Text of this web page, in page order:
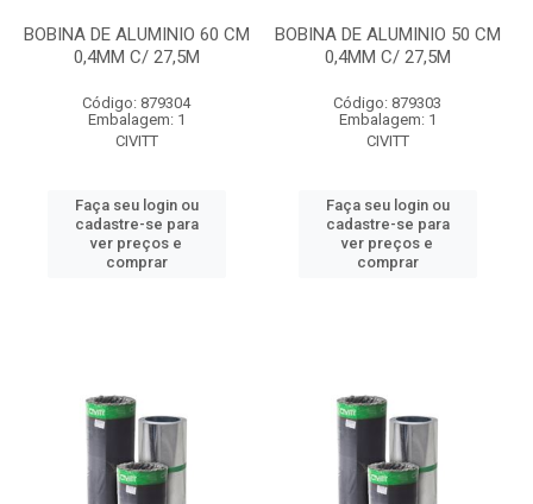
BOBINA DE ALUMINIO 60 CM
0,4MM C/ 27,5M
Código: 879304
Embalagem: 1
CIVITT
Faça seu login ou
cadastre-se para
ver preços e
comprar
BOBINA DE ALUMINIO 50 CM
0,4MM C/ 27,5M
Código: 879303
Embalagem: 1
CIVITT
Faça seu login ou
cadastre-se para
ver preços e
comprar